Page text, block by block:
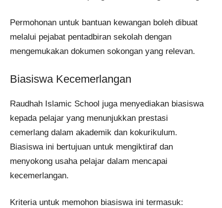
Permohonan untuk bantuan kewangan boleh dibuat
melalui pejabat pentadbiran sekolah dengan
mengemukakan dokumen sokongan yang relevan.
Biasiswa Kecemerlangan
Raudhah Islamic School juga menyediakan biasiswa
kepada pelajar yang menunjukkan prestasi
cemerlang dalam akademik dan kokurikulum.
Biasiswa ini bertujuan untuk mengiktiraf dan
menyokong usaha pelajar dalam mencapai
kecemerlangan.
Kriteria untuk memohon biasiswa ini termasuk: